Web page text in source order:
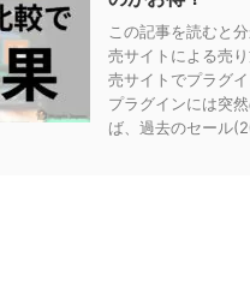
この記事を読むと
売サイトによる売
売サイトでプラグ
プラグインには突
ば、過去のセール